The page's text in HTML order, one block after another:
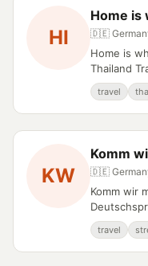
HI
Home is
🇩🇪
Home is
Thailand
travel
KW
Komm
🇩🇪
Komm wir
YouTube.
travel